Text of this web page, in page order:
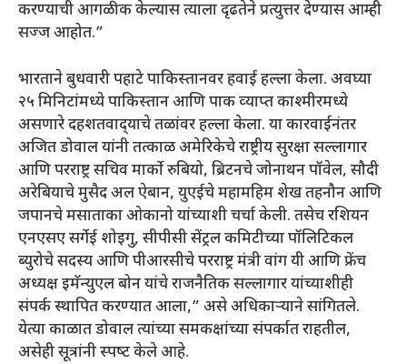
करण्‍याची आगळीक केल्‍यास त्‍याला दृढतेने प्रत्युत्तर देण्यास आम्‍ही
सज्‍ज आहोत.”
भारताने बुधवारी पहाटे पाकिस्‍तानवर हवाई हल्‍ला केला. अवघ्‍या
२५ मिनिटांमध्‍ये पाकिस्‍तान आणि पाक व्‍याप्‍त काश्‍मीरमध्‍ये
असणारे दहशतवाद्‍याचे तळांवर हल्‍ला केला. या कारवाईनंतर
अजित डोवाल यांनी तत्‍काळ अमेरिकेचे राष्ट्रीय सुरक्षा सल्लागार
आणि परराष्ट्र सचिव मार्को रुबियो, ब्रिटनचे जोनाथन पॉवेल, सौदी
अरेबियाचे मुसैद अल ऐबान, युएईचे महामहिम शेख तहनौन आणि
जपानचे मसाताका ओकानो यांच्याशी चर्चा केली. तसेच रशियन
एनएसए सर्गेई शोइगु, सीपीसी सेंट्रल कमिटीच्या पॉलिटिकल
ब्युरोचे सदस्य आणि पीआरसीचे परराष्ट्र मंत्री वांग यी आणि फ्रेंच
अध्यक्ष इमॅन्युएल बोन यांचे राजनैतिक सल्लागार यांच्याशीही
संपर्क स्थापित करण्यात आला,” असे अधिकाऱ्याने सांगितले.
येत्या काळात डोवाल त्यांच्या समकक्षांच्या संपर्कात राहतील,
असेही सूत्रांनी स्‍पष्‍ट केले आहे.